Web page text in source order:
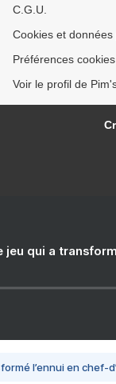
C.G.U.
Cookies et
Préférences cookies
Voir le profil de
jeu qui a
l’ennui en chef-